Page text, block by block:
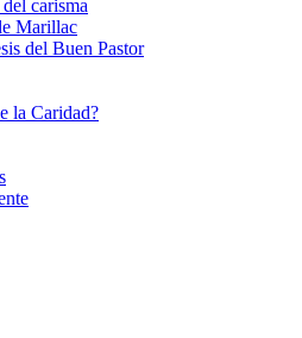
carisma
Marillac
del Buen Pastor
la Caridad?